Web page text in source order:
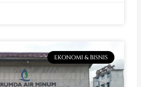
EKONOMI & BISNIS